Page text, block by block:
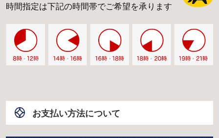
時間指定は下記の時間帯でご希望を承ります
お支払い方法について